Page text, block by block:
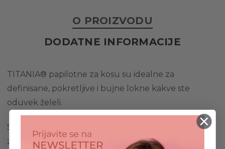
O PROIZVODU
DODATNE INFORMACIJE
TITANIA® papilotne za kosu su idealne za
definisane, pokretljive i bujne lokne kakve ste
oduvek želeli.
Samodržeća traka na središnjem delu i plug-in
zatvarač na krajevima papilotne omogućavaju